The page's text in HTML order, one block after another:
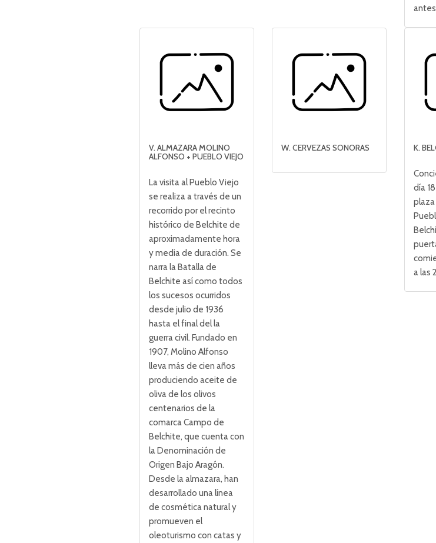
V. ALMAZARA MOLINO
ALFONSO + PUEBLO VIEJO
La visita al Pueblo Viejo
se realiza a través de un
recorrido por el recinto
histórico de Belchite de
aproximadamente hora
y media de duración. Se
narra la Batalla de
Belchite así como todos
los sucesos ocurridos
desde julio de 1936
hasta el final del la
guerra civil. Fundado en
1907, Molino Alfonso
lleva más de cien años
produciendo aceite de
oliva de los olivos
centenarios de la
comarca Campo de
Belchite, que cuenta con
la Denominación de
Origen Bajo Aragón.
Desde la almazara, han
desarrollado una línea
de cosmética natural y
promueven el
oleoturismo con catas y
W. CERVEZAS SONORAS K.
día
a las